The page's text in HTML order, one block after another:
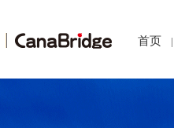
首页 |